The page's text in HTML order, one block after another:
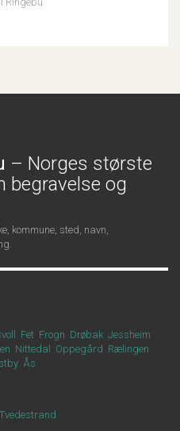
– Norges største
begravelse og
kommune, sted, navn,
Fet Frogn Drøbak Jessheim
Nittedal Oppegård Rælingen
Ås
Tvedestrand